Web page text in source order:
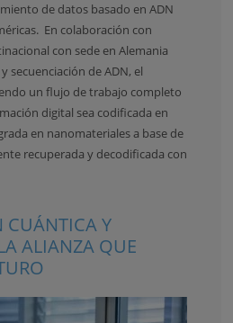
de datos basado en ADN
En colaboración con
con sede en Alemania
secuenciación de ADN, el
un flujo de trabajo completo
digital sea codificada en
en nanomateriales a base de
recuperada y decodificada con
Y
ALIANZA QUE